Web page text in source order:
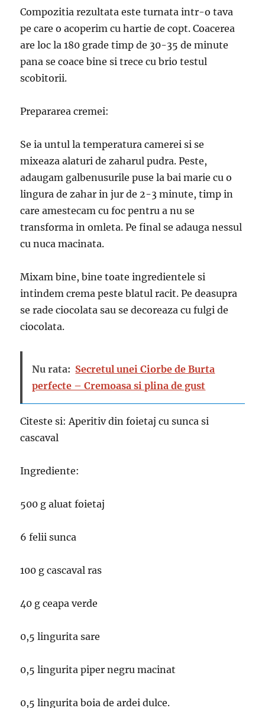
Compozitia rezultata este turnata intr-o tava
pe care o acoperim cu hartie de copt. Coacerea
are loc la 180 grade timp de 30-35 de minute
pana se coace bine si trece cu brio testul
scobitorii.
Prepararea cremei:
Se ia untul la temperatura camerei si se
mixeaza alaturi de zaharul pudra. Peste,
adaugam galbenusurile puse la bai marie cu o
lingura de zahar in jur de 2-3 minute, timp in
care amestecam cu foc pentru a nu se
transforma in omleta. Pe final se adauga nessul
cu nuca macinata.
Mixam bine, bine toate ingredientele si
intindem crema peste blatul racit. Pe deasupra
se rade ciocolata sau se decoreaza cu fulgi de
ciocolata.
Nu rata: Secretul unei Ciorbe de Burta
perfecte – Cremoasa si plina de gust
Citeste si: Aperitiv din foietaj cu sunca si
cascaval
Ingrediente:
500 g aluat foietaj
6 felii sunca
100 g cascaval ras
40 g ceapa verde
0,5 lingurita sare
0,5 lingurita piper negru macinat
0,5 lingurita boia de ardei dulce.